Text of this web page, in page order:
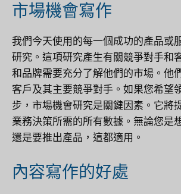
市場機會寫作
我們今天使用的每一個成功的產品或
研究。這項研究產生有關競爭對手和
和品牌需要充分了解他們的市場。他
客戶及其主要競爭對手。如果您希望
步，市場機會研究是關鍵因素。它將
業務決策所需的所有數據。無論您是
還是要推出產品，這都適用。
內容寫作的好處